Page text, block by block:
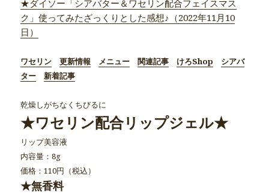
★ダイソー「シアバター＆ワセリン配合フェイスマス
ク」使ってみたざっくりとした感想♪（2022年11月10
日）
ワセリン 更新情報 メニュー 関連記事 けろShop
シアバ
ター
新着記事
乾燥しがちなくちびるに
★ワセリン配合リップジェル★
リップ美容液
内容量：8g
価格：110円（税込）
★無香料